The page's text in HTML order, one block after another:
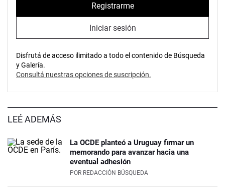
Registrarme
Iniciar sesión
Disfrutá de acceso ilimitado a todo el contenido de Búsqueda
y Galería.
Consultá nuestras opciones de suscripción.
LEÉ ADEMÁS
La OCDE planteó a Uruguay firmar un
memorando para avanzar hacia una
eventual adhesión
POR REDACCIÓN BÚSQUEDA